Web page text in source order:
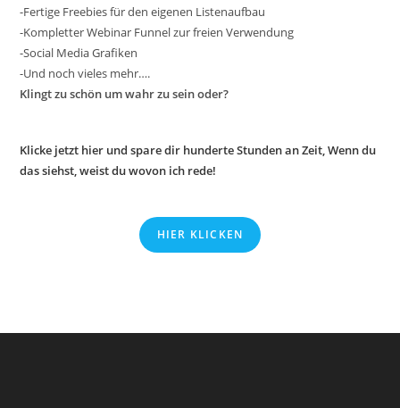
-Fertige Freebies für den eigenen Listenaufbau
-Kompletter Webinar Funnel zur freien Verwendung
-Social Media Grafiken
-Und noch vieles mehr….
Klingt zu schön um wahr zu sein oder?
Klicke jetzt hier und spare dir hunderte Stunden an Zeit, Wenn du
das siehst, weist du wovon ich rede!
HIER KLICKEN